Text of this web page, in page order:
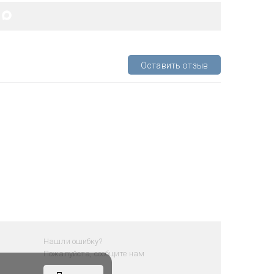
Оставить отзыв
Нашли ошибку?
Пожалуйста, сообщите нам